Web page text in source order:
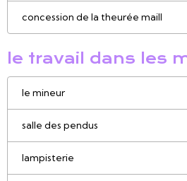
concession de la theurée maill
le travail dans les
le mineur
salle des pendus
lampisterie